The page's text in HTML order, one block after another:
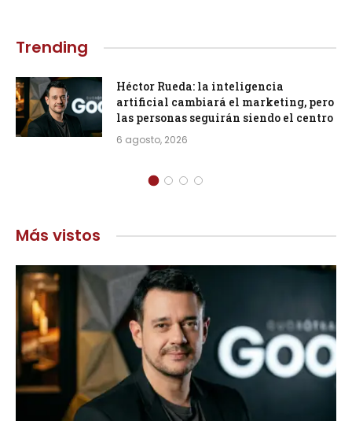
Trending
Héctor Rueda: la inteligencia
artificial cambiará el marketing, pero
las personas seguirán siendo el centro
6 agosto, 2026
Más vistos